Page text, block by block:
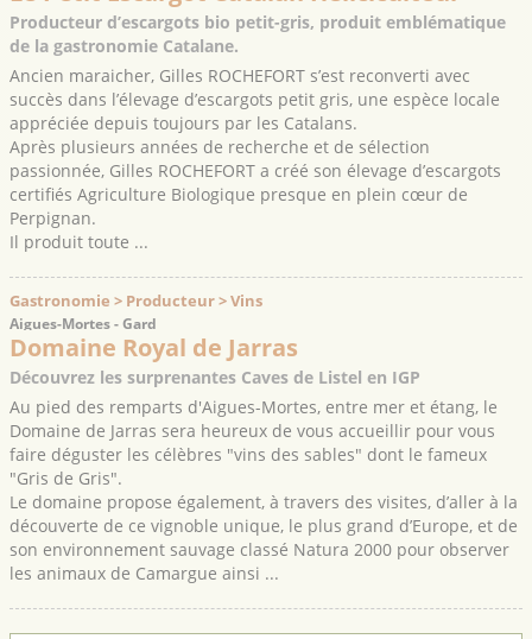
Producteur d’escargots bio petit-gris, produit emblématique
de la gastronomie Catalane.
Ancien maraicher, Gilles ROCHEFORT s’est reconverti avec
succès dans l’élevage d’escargots petit gris, une espèce locale
appréciée depuis toujours par les Catalans.
Après plusieurs années de recherche et de sélection
passionnée, Gilles ROCHEFORT a créé son élevage d’escargots
certifiés Agriculture Biologique presque en plein cœur de
Perpignan.
Il produit toute ...
Gastronomie > Producteur > Vins
Aigues-Mortes - Gard
Domaine Royal de Jarras
Découvrez les surprenantes Caves de Listel en IGP
Au pied des remparts d'Aigues-Mortes, entre mer et étang, le
Domaine de Jarras sera heureux de vous accueillir pour vous
faire déguster les célèbres "vins des sables" dont le fameux
"Gris de Gris".
Le domaine propose également, à travers des visites, d’aller à la
découverte de ce vignoble unique, le plus grand d’Europe, et de
son environnement sauvage classé Natura 2000 pour observer
les animaux de Camargue ainsi ...